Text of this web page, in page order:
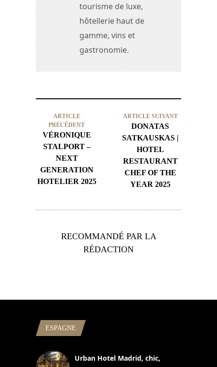
tourisme de luxe,
hôtellerie haut de
gamme, vins et
gastronomie.
ARTICLE
PRÉCÉDENT
VÉRONIQUE
STALPORT –
NEXT
GENERATION
HOTELIER 2025
ARTICLE SUIVANT
DONATAS
SATKAUSKAS |
HOTEL
RESTAURANT
CHEF OF THE
YEAR 2025
RECOMMANDÉ PAR LA
RÉDACTION
ESPAGNE
Urban Hotel Madrid, chic,